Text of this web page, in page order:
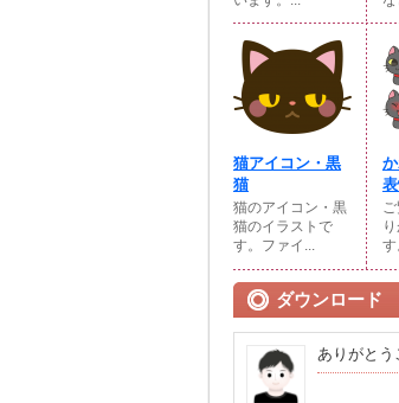
猫アイコン・黒
猫
猫のアイコン・黒
猫のイラストで
す。ファイ...
す
ダウンロード
ありがとう